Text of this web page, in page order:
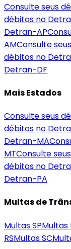
Consulte seus
débitos no
Detran-AP
AMConsulte
débitos no
Detran-DF
Mais Estados
Consulte seus
débitos no
Detran-MA
MTConsulte
débitos no
Detran-PA
Multas de
MultasSPMultas
RSMultasSC